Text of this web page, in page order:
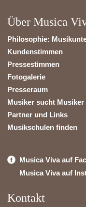
Über Musica
Philosophie:
Kundenstimmen
Pressestimmen
Fotogalerie
Presseraum
Musiker sucht Musiker
Partner und Links
Musikschulen finden
Musica Viva auf
Musica Viva auf
Kontakt